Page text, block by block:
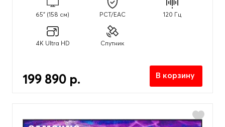
65" (158 см) PCT/EAC 120 Гц
4K Ultra HD Спутник
199 890 р. В корзину